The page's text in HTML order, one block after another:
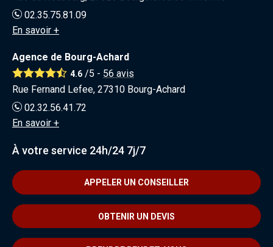
02.35.75.81.09
En savoir +
Agence de Bourg-Achard
4.6 /5 - 56 avis
Rue Fernand Lefee, 27310 Bourg-Achard
02.32.56.41.72
En savoir +
À votre service 24h/24 7j/7
APPELER UN CONSEILLER
OBTENIR UN DEVIS